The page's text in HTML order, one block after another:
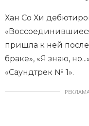
Хан Со Хи
пришла к ней
браке», «Я знаю,
«Саундтрек № 1».